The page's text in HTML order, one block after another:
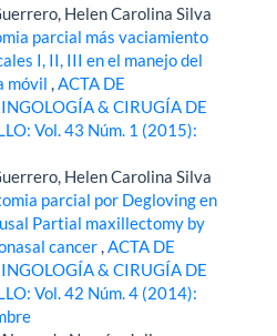
Helen Carolina Silva
parcial más vaciamiento
I, II, III en el manejo del
móvil,ACTA DE
& CIRUGÍA DE
Vol. 43 Núm. 1 (2015):
Helen Carolina Silva
parcial por Degloving en
Partial maxillectomy by
cancer,ACTA DE
& CIRUGÍA DE
Vol. 42 Núm. 4 (2014):